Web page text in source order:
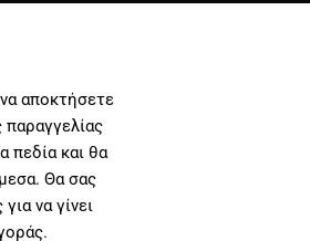
αποκτήσετε
και θα
Θα σας
να γίνει